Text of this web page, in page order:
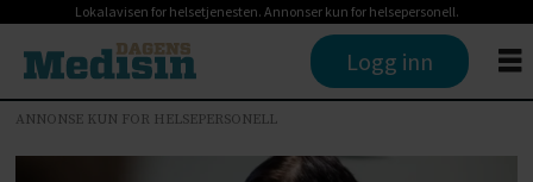
Lokalavisen for helsetjenesten. Annonser kun for helsepersonell.
Logg inn
ANNONSE KUN FOR HELSEPERSONELL